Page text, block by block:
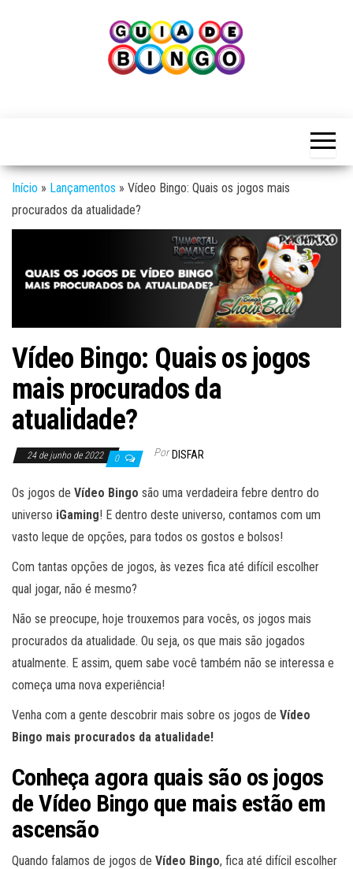
Início » Lançamentos » Vídeo Bingo: Quais os jogos mais
procurados da atualidade?
Vídeo Bingo: Quais os jogos
mais procurados da
atualidade?
24 de junho de 2022 0 Por DISFAR
Os jogos de Vídeo Bingo são uma verdadeira febre dentro do
universo iGaming! E dentro deste universo, contamos com um
vasto leque de opções, para todos os gostos e bolsos!
Com tantas opções de jogos, às vezes fica até difícil escolher
qual jogar, não é mesmo?
Não se preocupe, hoje trouxemos para vocês, os jogos mais
procurados da atualidade. Ou seja, os que mais são jogados
atualmente. E assim, quem sabe você também não se interessa e
começa uma nova experiência!
Venha com a gente descobrir mais sobre os jogos de Vídeo
Bingo mais procurados da atualidade!
Conheça agora quais são os jogos
de Vídeo Bingo que mais estão em
ascensão
Quando falamos de jogos de Vídeo Bingo, fica até difícil escolher